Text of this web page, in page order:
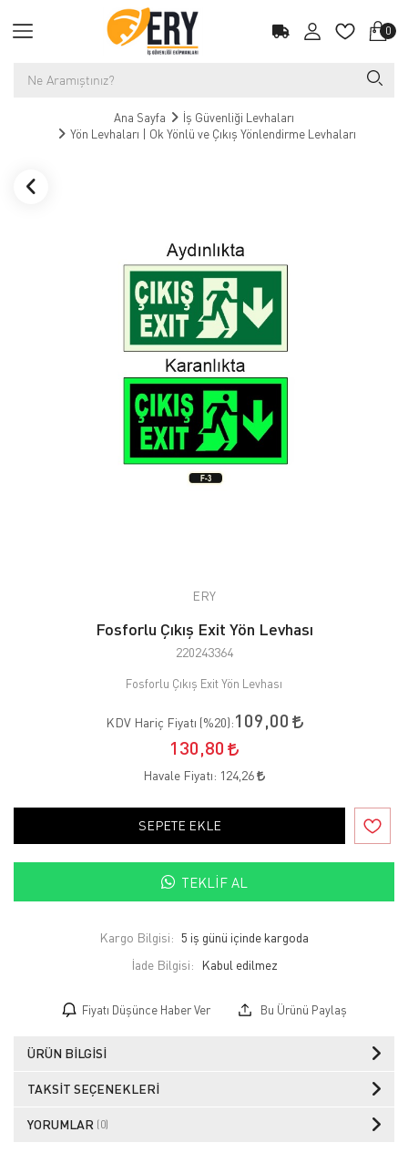
0
Ana Sayfa
İş Güvenliği Levhaları
Yön Levhaları | Ok Yönlü ve Çıkış Yönlendirme Levhaları
ERY
Fosforlu Çıkış Exit Yön Levhası
220243364
Fosforlu Çıkış Exit Yön Levhası
KDV Hariç Fiyatı (%20):109,00
130,80
Havale Fiyatı: 124,26
SEPETE EKLE
TEKLIF AL
Kargo Bilgisi: 5 iş günü içinde kargoda
İade Bilgisi:
Fiyatı Düşünce Haber Ver Bu Ürünü Paylaş
ÜRÜN BILGISI
TAKSIT SEÇENEKLERI
YORUMLAR (0)